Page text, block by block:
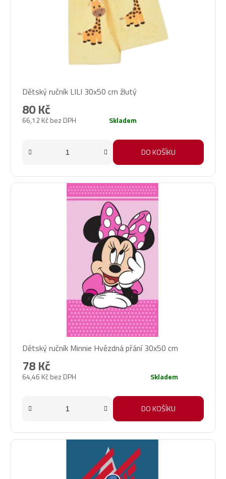
Dětský ručník LILI 30x50 cm žlutý
66,12 Kč bez DPH
80 Kč
Skladem
DO KOŠÍKU
Dětský ručník Minnie Hvězdná přání 30x50 cm
64,46 Kč bez DPH
78 Kč
Skladem
DO KOŠÍKU